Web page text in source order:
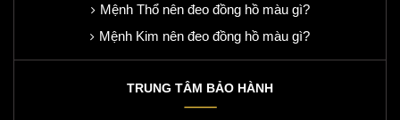
Mệnh Thổ nên đeo đồng hồ màu gì?
Mệnh Kim nên đeo đồng hồ màu gì?
TRUNG TÂM BẢO HÀNH